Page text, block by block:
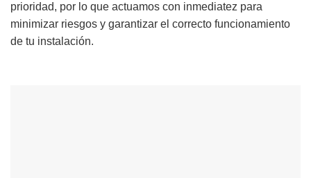
prioridad, por lo que actuamos con inmediatez para
minimizar riesgos y garantizar el correcto funcionamiento
de tu instalación.